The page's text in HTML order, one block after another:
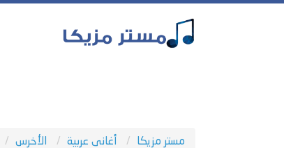
مستر مزيكا أغانى عربية الأخرس